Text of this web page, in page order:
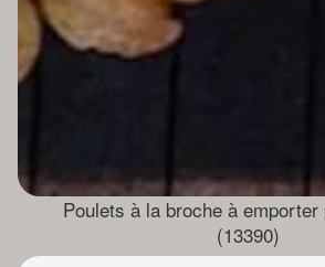
Poulets à la broche à
(13390)